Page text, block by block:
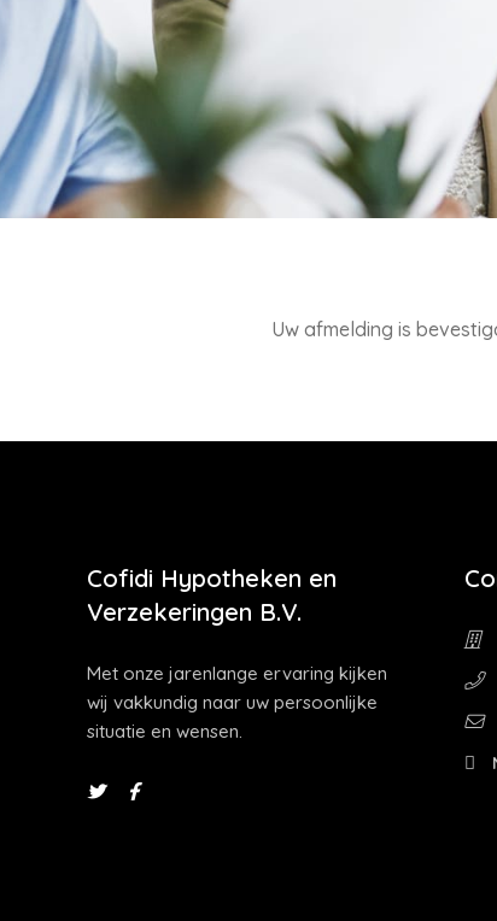
Uw afmelding is
Cofidi Hypotheken en
Verzekeringen B.V.
Met onze jarenlange ervaring kijken
wij vakkundig naar uw persoonlijke
situatie en wensen.